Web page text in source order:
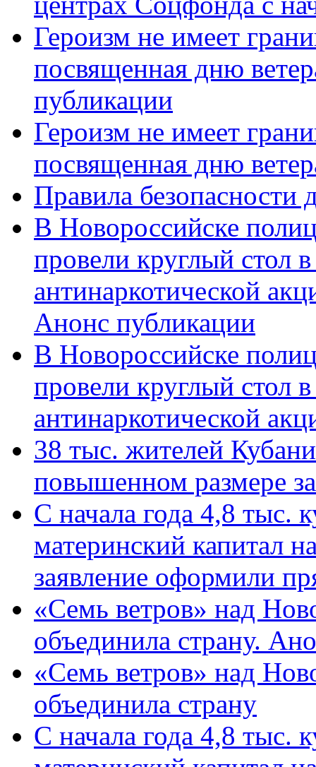
Героизм не имеет
посвященная дню
публикации
Героизм не имеет
посвященная дню
Правила безопасности
В Новороссийске
провели круглый стол
антинаркотической
Анонс публикации
В Новороссийске
провели круглый стол
антинаркотической
38 тыс. жителей
повышенном размере
С начала года 4,8 тыс.
материнский капитал
заявление оформили
«Семь ветров» над
объединила страну.
«Семь ветров» над
объединила страну
С начала года 4,8 тыс.